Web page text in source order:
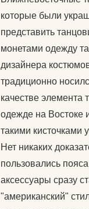
которые были
представить
монетами одежду
дизайнера
традиционно
качестве
одежде на Востоке
такими
Нет никаких
пользовались
аксессуары сразу
"американский"